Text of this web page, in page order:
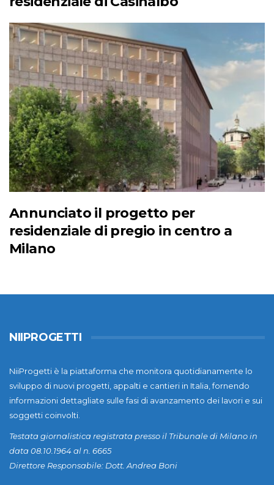
Annunciato il progetto per
residenziale di pregio in centro a
Milano
NIIPROGETTI
NiiProgetti è la piattaforma che monitora quotidianamente lo
sviluppo di nuovi progetti, appalti e cantieri in Italia, fornendo
informazioni dettagliate sulle fasi di avanzamento dei lavori e sui
soggetti coinvolti.
Testata giornalistica registrata presso il Tribunale di Milano in
data 08.10.1964 al n. 6665
Direttore Responsabile: Dott. Andrea Boni